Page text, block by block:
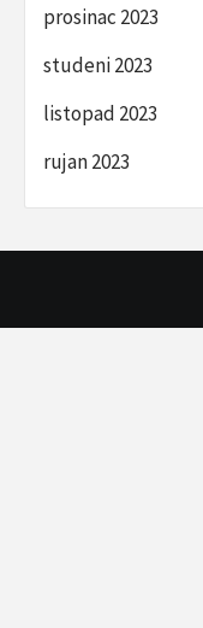
prosinac 2023
studeni 2023
listopad 2023
rujan 2023